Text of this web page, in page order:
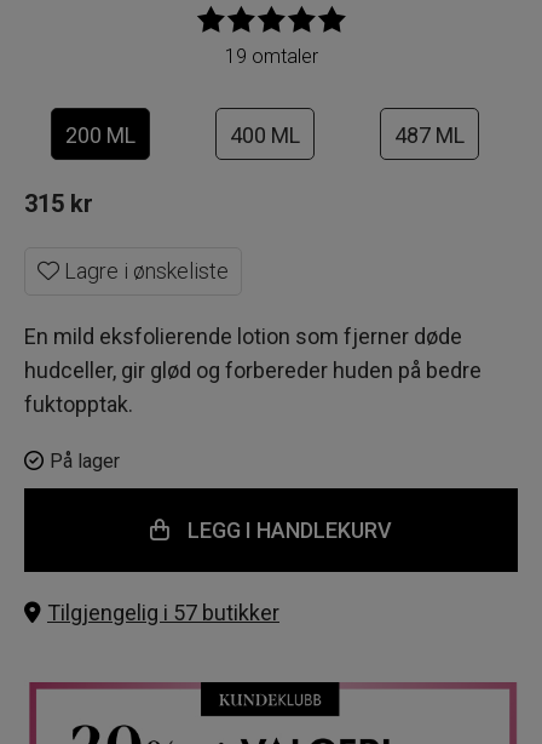
19 omtaler
200 ML 400 ML 487 ML
315 kr
Lagre i ønskeliste
En mild eksfolierende lotion som fjerner døde
hudceller, gir glød og forbereder huden på bedre
fuktopptak.
På lager
LEGG I HANDLEKURV
Tilgjengelig i 57 butikker